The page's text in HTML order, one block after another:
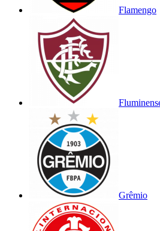
Flamengo
Grêmio